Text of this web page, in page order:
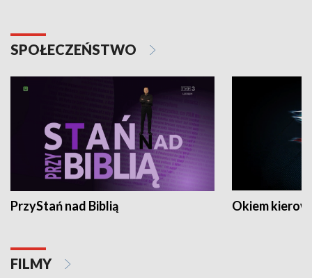
SPOŁECZEŃSTWO
PrzyStań nad Biblią Okiem
FILMY